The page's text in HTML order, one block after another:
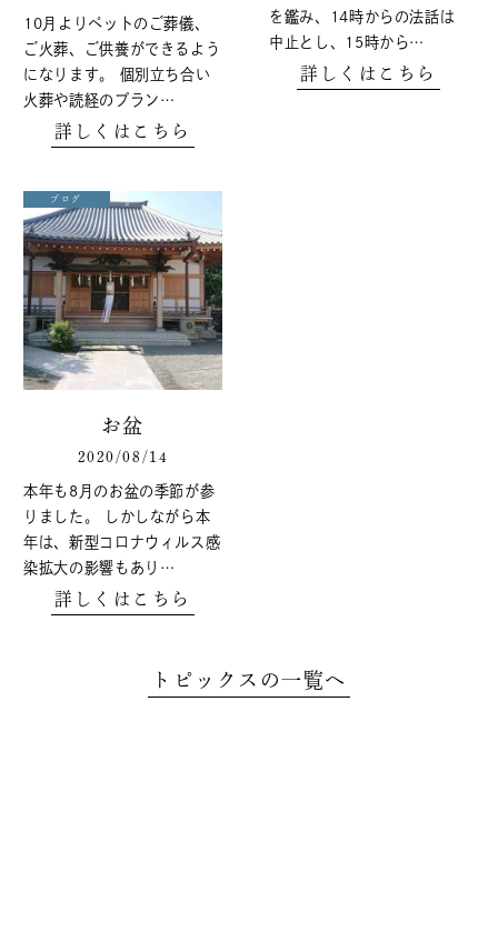
10月よりペットのご葬儀、
ご火葬、ご供養ができるよう
になります。 個別立ち合い
火葬や読経のプラン…
詳しくはこちら
を鑑み、14時からの法話は
中止とし、15時から…
詳しくはこちら
ブログ
お盆
2020/08/14
本年も8月のお盆の季節が参
りました。 しかしながら本
年は、新型コロナウィルス感
染拡大の影響もあり…
詳しくはこちら
トピックスの一覧へ